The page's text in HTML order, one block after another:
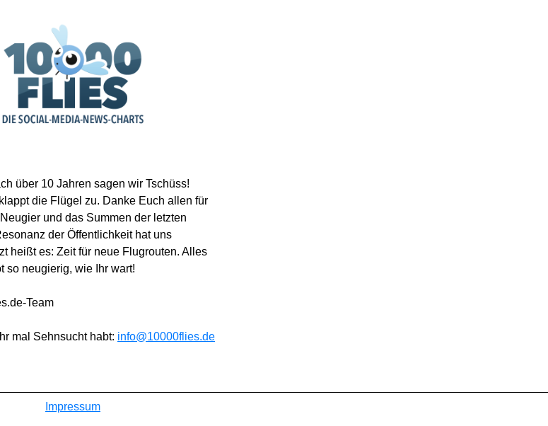
über 10 Jahren sagen wir Tschüss!
die Flügel zu. Danke Euch allen für
und das Summen der letzten
der Öffentlichkeit hat uns
heißt es: Zeit für neue Flugrouten. Alles
so neugierig, wie Ihr wart!
Team
mal Sehnsucht habt: info@10000flies.de
Impressum